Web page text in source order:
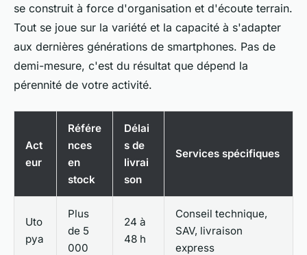
se construit à force d'organisation et d'écoute terrain.
Tout se joue sur la variété et la capacité à s'adapter
aux dernières générations de smartphones. Pas de
demi-mesure, c'est du résultat que dépend la
pérennité de votre activité.
Act
eur
Référe
nces
en
stock
Délai
s de
livrai
son
Services spécifiques
Uto
pya
Plus
de 5
000
24 à
48 h
Conseil technique,
SAV, livraison
express